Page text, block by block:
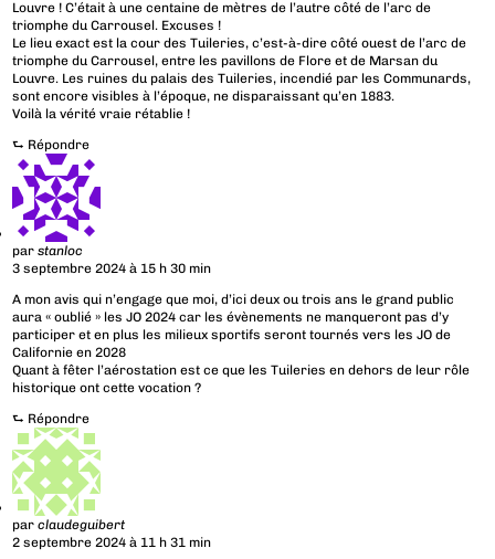
Louvre ! C’était à une centaine de mètres de l’autre côté de l’arc de
triomphe du Carrousel. Excuses !
Le lieu exact est la cour des Tuileries, c’est-à-dire côté ouest de l’arc de
triomphe du Carrousel, entre les pavillons de Flore et de Marsan du
Louvre. Les ruines du palais des Tuileries, incendié par les Communards,
sont encore visibles à l’époque, ne disparaissant qu’en 1883.
Voilà la vérité vraie rétablie !
⮑ Répondre
parstanloc
3 septembre 2024 à 15 h 30 min
A mon avis qui n’engage que moi, d’ici deux ou trois ans le grand public
aura « oublié » les JO 2024 car les évènements ne manqueront pas d’y
participer et en plus les milieux sportifs seront tournés vers les JO de
Californie en 2028
Quant à fêter l’aérostation est ce que les Tuileries en dehors de leur rôle
historique ont cette vocation ?
⮑ Répondre
parclaudeguibert
2 septembre 2024 à 11 h 31 min